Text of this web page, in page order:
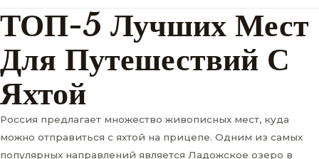
ТОП-5 Лучших Мест
Для Путешествий С
Яхтой
Россия предлагает множество живописных мест, куда
можно отправиться с яхтой на прицепе. Одним из самых
популярных направлений является Ладожское озеро в